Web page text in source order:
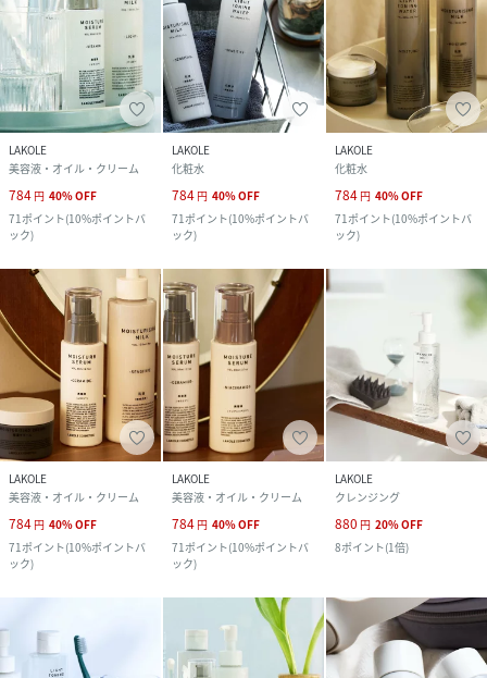
LAKOLE
美容液・オイル・クリーム
784 円 40%OFF
71 ポイント(10%ポイントバ
ック)
LAKOLE
化粧水
784 円 40%OFF
71 ポイント(10%ポイントバ
ック)
LAKOLE
化粧水
784 円 40%OFF
71 ポイント(10%ポイントバ
ック)
LAKOLE
美容液・オイル・クリーム
784 円 40%OFF
71ポイント(10%ポイントバ
ック)
LAKOLE
美容液・オイル・クリーム
784 円 40%OFF
71ポイント(10%ポイントバ
ック)
LAKOLE
クレンジング
880 円 20%OFF
8ポイント(1倍)